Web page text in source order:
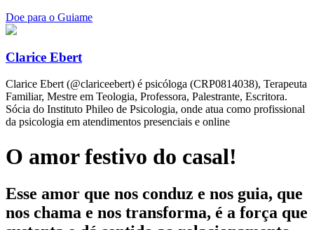
Doe para o Guiame
Clarice Ebert
Clarice Ebert (@clariceebert) é psicóloga (CRP0814038), Terapeuta
Familiar, Mestre em Teologia, Professora, Palestrante, Escritora.
Sócia do Instituto Phileo de Psicologia, onde atua como profissional
da psicologia em atendimentos presenciais e online
O amor festivo do casal!
Esse amor que nos conduz e nos guia, que
nos chama e nos transforma, é a força que